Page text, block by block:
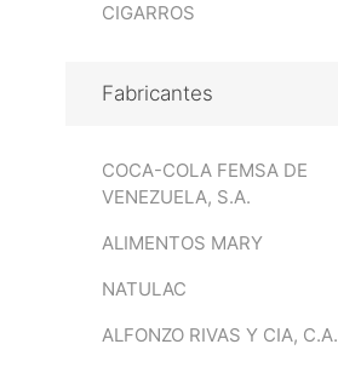
CIGARROS
Fabricantes
COCA-COLA FEMSA DE
VENEZUELA, S.A.
ALIMENTOS MARY
NATULAC
ALFONZO RIVAS Y CIA, C.A.